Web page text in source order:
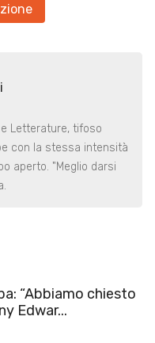
Letterature, tifoso
con la stessa intensità
aperto. "Meglio darsi
“Abbiamo chiesto
Edwar...